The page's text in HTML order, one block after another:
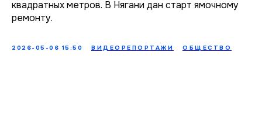
квадратных метров. В Нягани дан старт ямочному
ремонту.
2026-05-06 15:50 ВИДЕОРЕПОРТАЖИ ОБЩЕСТВО